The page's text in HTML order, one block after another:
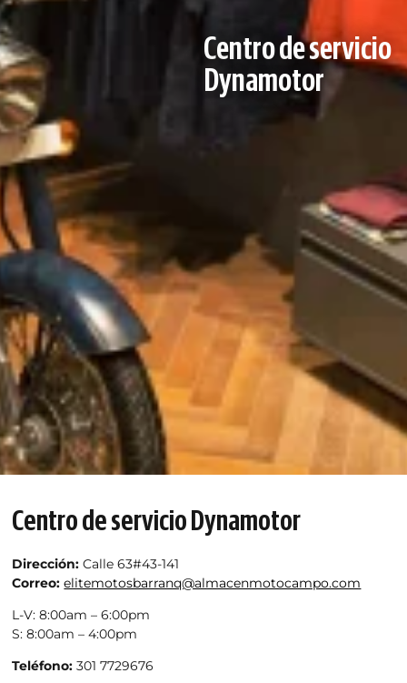
Centro de servicio
Dynamotor
Centro de servicio Dynamotor
Dirección:Calle 63#43-141
Correo: elitemotosbarranq@almacenmotocampo.com
L-V: 8:00am – 6:00pm
S: 8:00am – 4:00pm
Teléfono:301 7729676